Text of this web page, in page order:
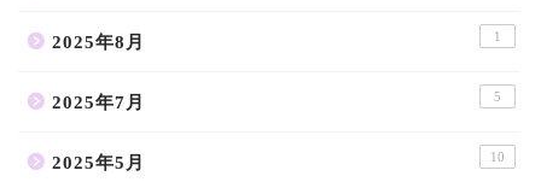
2025年8月 1
2025年7月 5
2025年5月 10